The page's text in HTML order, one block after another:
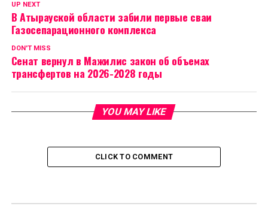
UP NEXT
В Атырауской области забили первые сваи
Газосепарационного комплекса
DON'T MISS
Сенат вернул в Мажилис закон об объемах
трансфертов на 2026-2028 годы
YOU MAY LIKE
CLICK TO COMMENT